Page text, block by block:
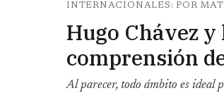
INTERNACIONALES: POR
Hugo Chávez
comprensión
Al parecer, todo ámbito es ideal